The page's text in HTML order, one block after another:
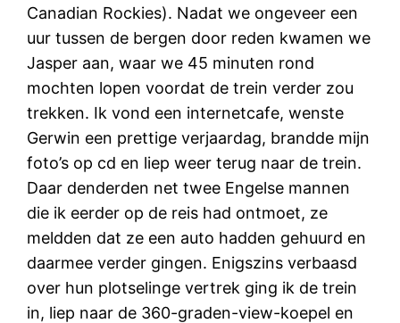
Canadian Rockies). Nadat we ongeveer een
uur tussen de bergen door reden kwamen we
Jasper aan, waar we 45 minuten rond
mochten lopen voordat de trein verder zou
trekken. Ik vond een internetcafe, wenste
Gerwin een prettige verjaardag, brandde mijn
foto’s op cd en liep weer terug naar de trein.
Daar denderden net twee Engelse mannen
die ik eerder op de reis had ontmoet, ze
meldden dat ze een auto hadden gehuurd en
daarmee verder gingen. Enigszins verbaasd
over hun plotselinge vertrek ging ik de trein
in, liep naar de 360-graden-view-koepel en